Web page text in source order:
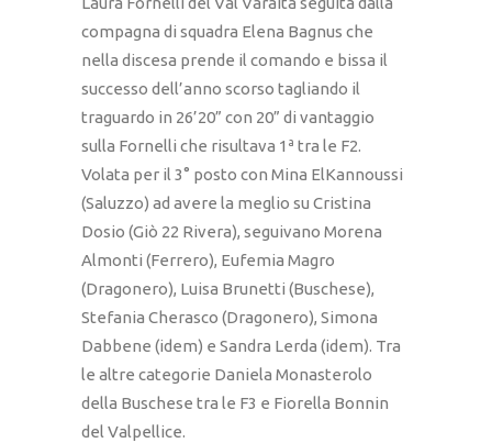
compagna di squadra Elena Bagnus che
nella discesa prende il comando e bissa il
successo dell’anno scorso tagliando il
traguardo in 26’20” con 20” di vantaggio
sulla Fornelli che risultava 1ª tra le F2.
Volata per il 3° posto con Mina ElKannoussi
(Saluzzo) ad avere la meglio su Cristina
Dosio (Giò 22 Rivera), seguivano Morena
Almonti (Ferrero), Eufemia Magro
(Dragonero), Luisa Brunetti (Buschese),
Stefania Cherasco (Dragonero), Simona
Dabbene (idem) e Sandra Lerda (idem). Tra
le altre categorie Daniela Monasterolo
della Buschese tra le F3 e Fiorella Bonnin
del Valpellice.